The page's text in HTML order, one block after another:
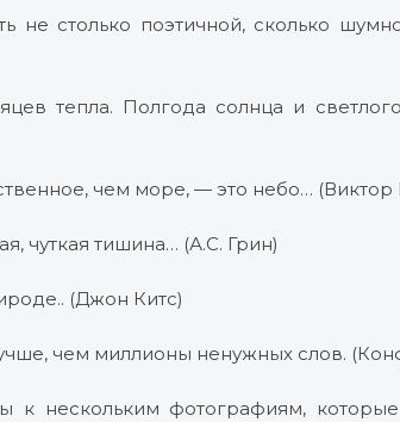
столько поэтичной, сколько
тепла. Полгода солнца и
чем море, — это небо… (Виктор
чуткая тишина… (А.С. Грин)
(Джон Китс)
чем миллионы ненужных слов.
к нескольким фотографиям,